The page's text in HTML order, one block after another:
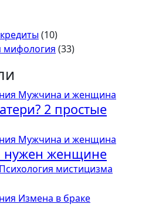
(10)
мифология (33)
Мужчина и женщина
2 простые
Мужчина и женщина
нужен женщине
Психология мистицизма
Измена в браке